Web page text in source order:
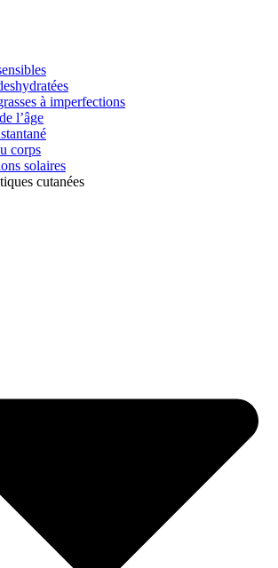
à imperfections
l’âge
corps
solaires
cutanées